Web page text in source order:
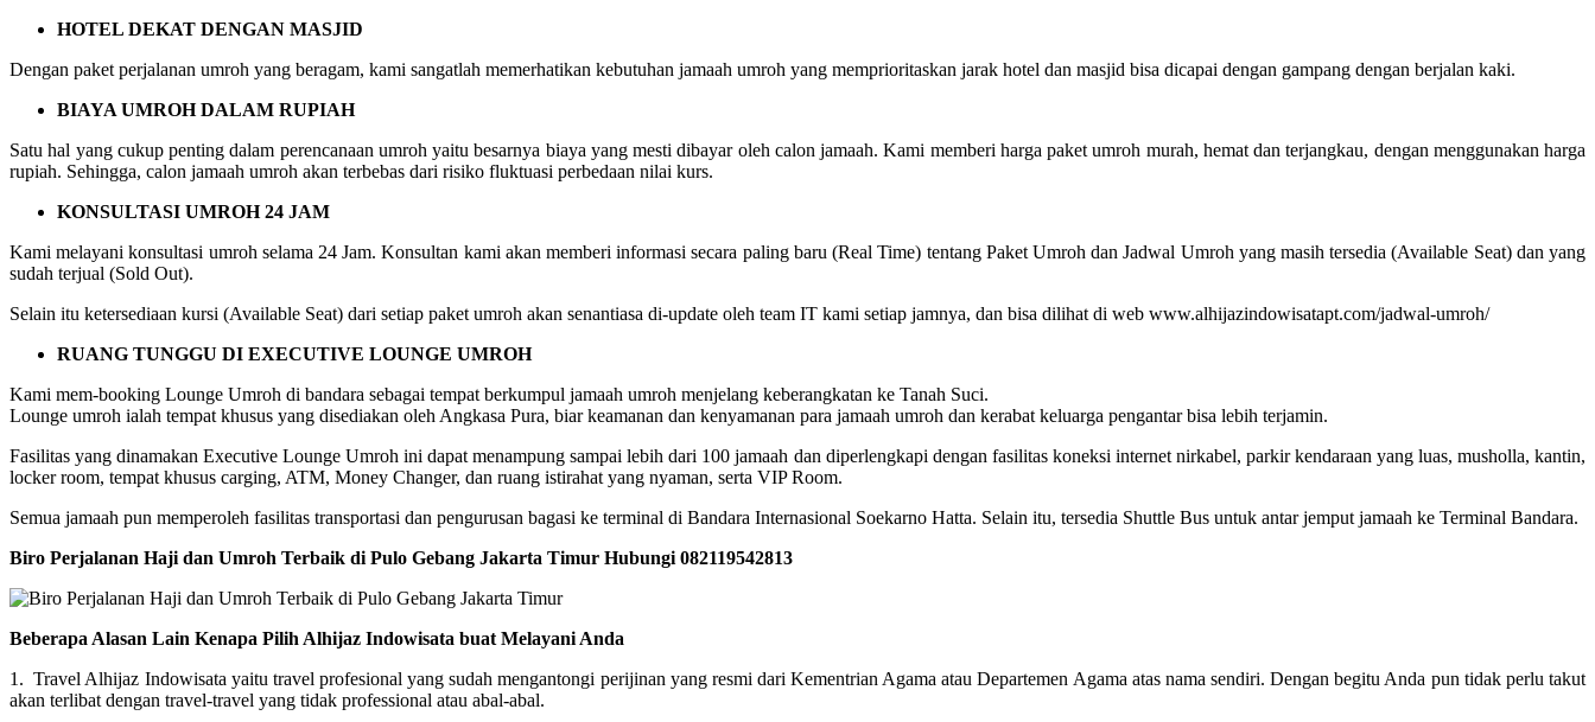
HOTEL DEKAT DENGAN MASJID
Dengan paket perjalanan umroh yang beragam, kami sangatlah memerhatikan kebutuhan jamaah umroh yang memprioritaskan jarak hotel dan masjid bisa dicapai dengan gampang dengan berjalan kaki.
BIAYA UMROH DALAM RUPIAH
Satu hal yang cukup penting dalam perencanaan umroh yaitu besarnya biaya yang mesti dibayar oleh calon jamaah. Kami memberi harga paket umroh murah, hemat dan terjangkau, dengan menggunakan harga
rupiah. Sehingga, calon jamaah umroh akan terbebas dari risiko fluktuasi perbedaan nilai kurs.
KONSULTASI UMROH 24 JAM
Kami melayani konsultasi umroh selama 24 Jam. Konsultan kami akan memberi informasi secara paling baru (Real Time) tentang Paket Umroh dan Jadwal Umroh yang masih tersedia (Available Seat) dan yang
sudah terjual (Sold Out).
Selain itu ketersediaan kursi (Available Seat) dari setiap paket umroh akan senantiasa di-update oleh team IT kami setiap jamnya, dan bisa dilihat di web www.alhijazindowisatapt.com/jadwal-umroh/
RUANG TUNGGU DI EXECUTIVE LOUNGE UMROH
Kami mem-booking Lounge Umroh di bandara sebagai tempat berkumpul jamaah umroh menjelang keberangkatan ke Tanah Suci.
Lounge umroh ialah tempat khusus yang disediakan oleh Angkasa Pura, biar keamanan dan kenyamanan para jamaah umroh dan kerabat keluarga pengantar bisa lebih terjamin.
Fasilitas yang dinamakan Executive Lounge Umroh ini dapat menampung sampai lebih dari 100 jamaah dan diperlengkapi dengan fasilitas koneksi internet nirkabel, parkir kendaraan yang luas, musholla, kantin,
locker room, tempat khusus carging, ATM, Money Changer, dan ruang istirahat yang nyaman, serta VIP Room.
Semua jamaah pun memperoleh fasilitas transportasi dan pengurusan bagasi ke terminal di Bandara Internasional Soekarno Hatta. Selain itu, tersedia Shuttle Bus untuk antar jemput jamaah ke Terminal Bandara.
Biro Perjalanan Haji dan Umroh Terbaik di Pulo Gebang Jakarta Timur Hubungi 082119542813
Beberapa Alasan Lain Kenapa Pilih Alhijaz Indowisata buat Melayani Anda
1. Travel Alhijaz Indowisata yaitu travel profesional yang sudah mengantongi perijinan yang resmi dari Kementrian Agama atau Departemen Agama atas nama sendiri. Dengan begitu Anda pun tidak perlu takut
akan terlibat dengan travel-travel yang tidak professional atau abal-abal.